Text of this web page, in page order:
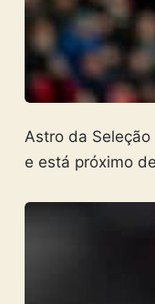
Astro da Seleção
e está próximo